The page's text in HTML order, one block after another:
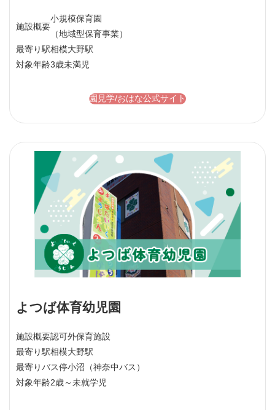
施設概要
小規模保育園
（地域型保育事業）
最寄り駅相模大野駅
対象年齢3歳未満児
園見学/おはな公式サイト
よつば体育幼児園
施設概要認可外保育施設
最寄り駅相模大野駅
最寄りバス停小沼（神奈中バス）
対象年齢2歳～未就学児